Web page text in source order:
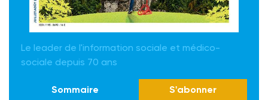
Le leader de l'information sociale et médico-
sociale depuis 70 ans
Sommaire S'abonner